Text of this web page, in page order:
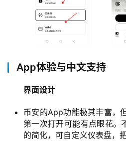
App体验与中文支持
界面设计
币安的App功能极其丰富，
第一次打开可能有点眼花。
的简化，可自定义仪表盘，